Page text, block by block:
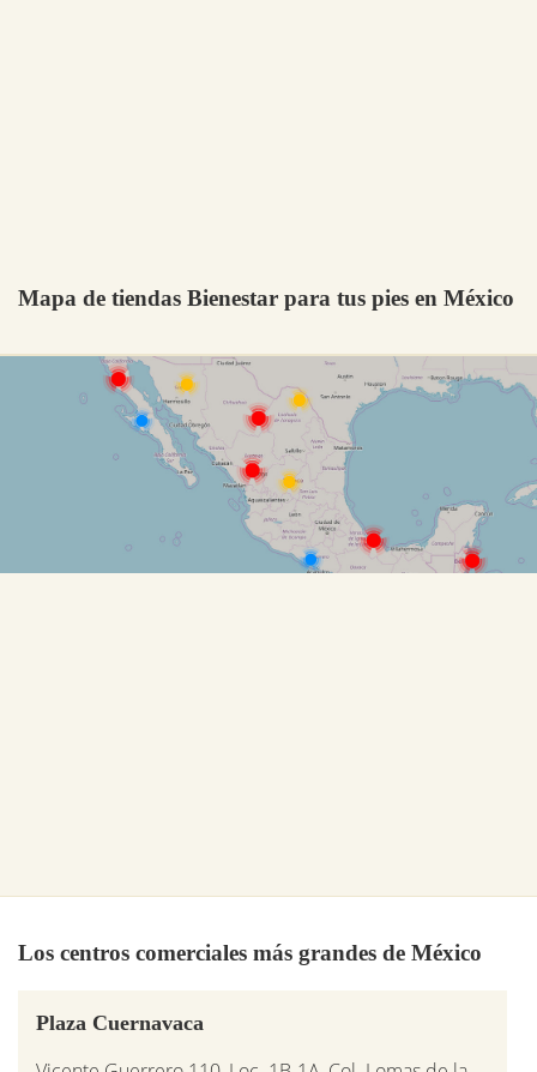
Mapa de tiendas Bienestar para tus pies en México
Los centros comerciales más grandes de México
Plaza Cuernavaca